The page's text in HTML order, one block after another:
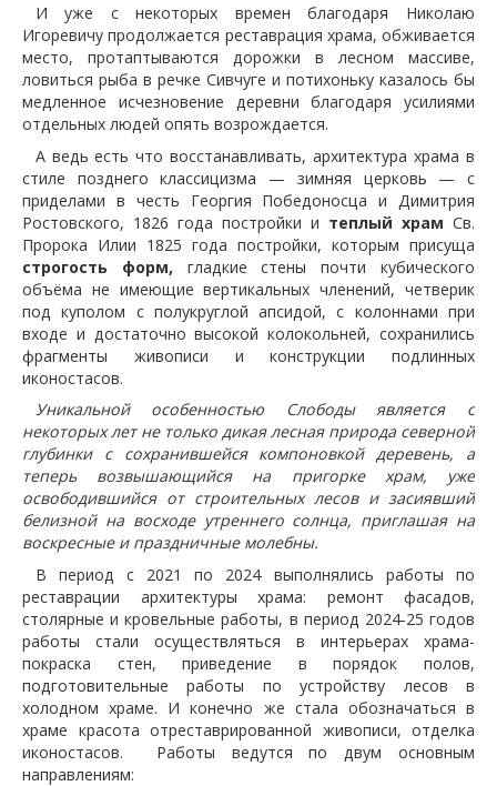
И уже с некоторых времен благодаря Николаю
Игоревичу продолжается реставрация храма, обживается
место, протаптываются дорожки в лесном массиве,
ловиться рыба в речке Сивчуге и потихоньку казалось бы
медленное исчезновение деревни благодаря усилиями
отдельных людей опять возрождается.
А ведь есть что восстанавливать, архитектура храма в
стиле позднего классицизма — зимняя церковь — с
приделами в честь Георгия Победоносца и Димитрия
Ростовского, 1826 года постройки и теплый храм Св.
Пророка Илии 1825 года постройки, которым присуща
строгость
форм, гладкие стены почти кубического
объёма не имеющие вертикальных членений, четверик
под куполом с полукруглой апсидой, с колоннами при
входе и достаточно высокой колокольней, сохранились
фрагменты живописи и конструкции подлинных
иконостасов.
Уникальной особенностью Слободы является с
некоторых лет не только дикая лесная природа северной
глубинки с сохранившейся компоновкой деревень, а
теперь возвышающийся на пригорке храм, уже
освободившийся от строительных лесов и засиявший
белизной на восходе утреннего солнца, приглашая на
воскресные и праздничные молебны.
В период с 2021 по 2024 выполнялись работы по
реставрации архитектуры храма: ремонт фасадов,
столярные и кровельные работы, в период 2024-25 годов
работы стали осуществляться в интерьерах храма-
покраска стен, приведение в порядок полов,
подготовительные работы по устройству лесов в
холодном храме. И конечно же стала обозначаться в
храме красота отреставрированной живописи, отделка
иконостасов. Работы ведутся по двум основным
направлениям: